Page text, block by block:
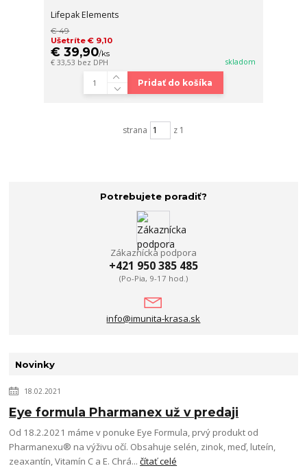
Lifepak Elements
€ 49
Ušetríte € 9,10
€ 39,90/ks
€ 33,53 bez DPH skladom
Pridať do košíka
strana z 1
Potrebujete poradiť?
Zákaznícka podpora
+421 950 385 485
(Po-Pia, 9-17 hod.)
info@imunita-krasa.sk
Novinky
18.02.2021
Eye formula Pharmanex už v predaji
Od 18.2.2021 máme v ponuke Eye Formula, prvý produkt od
Pharmanexu® na výživu očí. Obsahuje selén, zinok, meď, luteín,
zeaxantín, Vitamín C a E. Chrá...čítať celé